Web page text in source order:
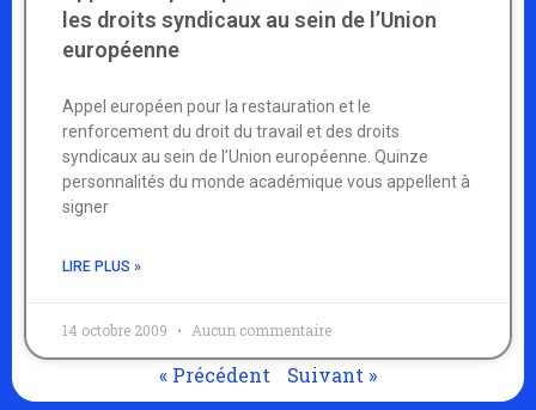
les droits syndicaux au sein de l’Union
européenne
Appel européen pour la restauration et le
renforcement du droit du travail et des droits
syndicaux au sein de l’Union européenne. Quinze
personnalités du monde académique vous appellent à
signer
LIRE PLUS »
14 octobre 2009 Aucun commentaire
« Précédent Suivant »